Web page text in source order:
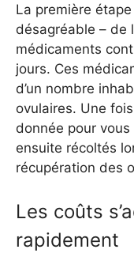
La première
désagréable – de
médicaments
jours. Ces
d’un nombre
ovulaires. Une
donnée pour
ensuite récoltés
récupération des
Les coûts
rapidement